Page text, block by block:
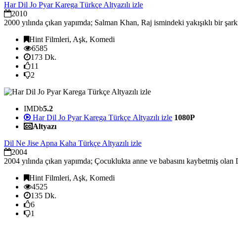
Har Dil Jo Pyar Karega Türkçe Altyazılı izle
2010
2000 yılında çıkan yapımda; Salman Khan, Raj ismindeki yakışıklı bir
Hint Filmleri, Aşk, Komedi
6585
173 Dk.
11
2
IMDb5.2
Har Dil Jo Pyar Karega Türkçe Altyazılı izle 1080P
Altyazı
Dil Ne Jise Apna Kaha Türkçe Altyazılı izle
2004
2004 yılında çıkan yapımda; Çocuklukta anne ve babasını kaybetmiş
Hint Filmleri, Aşk, Komedi
4525
135 Dk.
6
1